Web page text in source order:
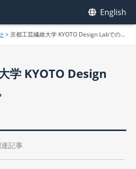
English
> 京都工芸繊維大学 KYOTO Design Labでの講演。
学 KYOTO Design
記事